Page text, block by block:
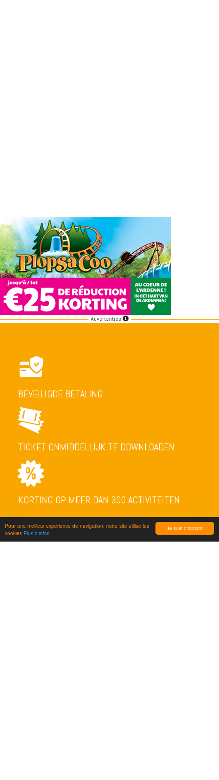
Je suis d'accord
Pour une meilleur expérience de navigation, notre site utilise les
cookies Plus d'infos
Advertenties
BEVEILIGDE BETALING
TICKET ONMIDDELLIJK TE DOWNLOADEN
KORTING OP MEER DAN 300 ACTIVITEITEN